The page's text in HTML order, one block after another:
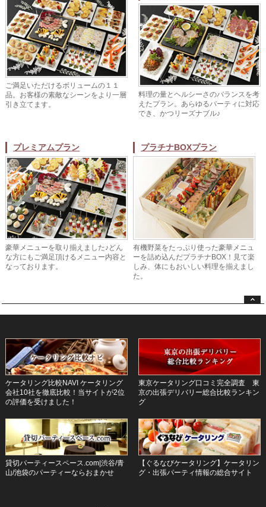
ご満足いただけるボリュームの１１
品。お客様の素敵なシーンをより一層
引き立てます。
料理の量とヘルシーさのバランスを考
えたプラン。あらゆるパーティに対応
でき、かつリーズナブル♪
プレミアムプラン
豪華メニューを取り揃えました♪どん
な方にもご満足頂けるメニュー内容と
なっております。
プラチナBOXプラン
有機野菜をたっぷり使った豪華メニュ
ーを詰め込んだプラチナBOX！見て楽
しみ、体にもおいしい料理を揃えまし
た。
ケータリング比較NAVI ケータリング
会社10社を徹底比較！当サイトが2位
の評価を受けました！
東京ケータリング口コミ完全調査 東
京の出張デリバリー総合比較ランキン
グ
貸切パーティースペース.com|渋谷/青
山/池袋のパーティーならおまかせ
【ぐるなびケータリング】ケータリン
グ・出張パーティ情報の総合サイト